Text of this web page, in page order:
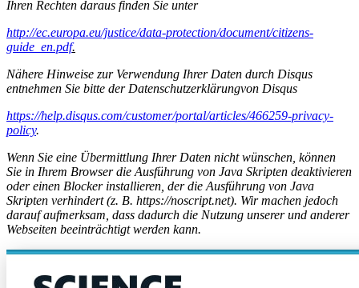
Ihren Rechten daraus finden Sie unter
http://ec.europa.eu/justice/data-protection/document/citizens-
guide_en.pdf.
Nähere Hinweise zur Verwendung Ihrer Daten durch Disqus
entnehmen Sie bitte der Datenschutzerklärungvon Disqus
https://help.disqus.com/customer/portal/articles/466259-privacy-
policy.
Wenn Sie eine Übermittlung Ihrer Daten nicht wünschen, können
Sie in Ihrem Browser die Ausführung von Java Skripten deaktivieren
oder einen Blocker installieren, der die Ausführung von Java
Skripten verhindert (z. B. https://noscript.net). Wir machen jedoch
darauf aufmerksam, dass dadurch die Nutzung unserer und anderer
Webseiten beeinträchtigt werden kann.